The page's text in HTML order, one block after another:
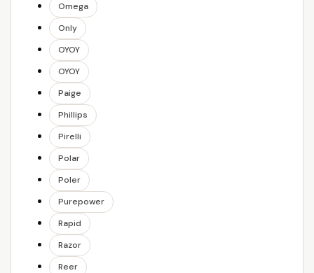
Omega
Only
OYOY
OYOY
Paige
Phillips
Pirelli
Polar
Poler
Purepower
Rapid
Razor
Reer